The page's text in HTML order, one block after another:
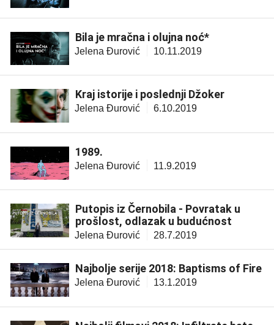
Bila je mračna i olujna noć*
Jelena Đurović 10.11.2019
Kraj istorije i poslednji Džoker
Jelena Đurović 6.10.2019
1989.
Jelena Đurović 11.9.2019
Putopis iz Černobila - Povratak u
prošlost, odlazak u budućnost
Jelena Đurović 28.7.2019
Najbolje serije 2018: Baptisms of Fire
Jelena Đurović 13.1.2019